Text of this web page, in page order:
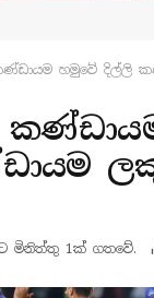
හමුවේ දිල්ලි
මිනිත්තු 1ක් ගතවේ.